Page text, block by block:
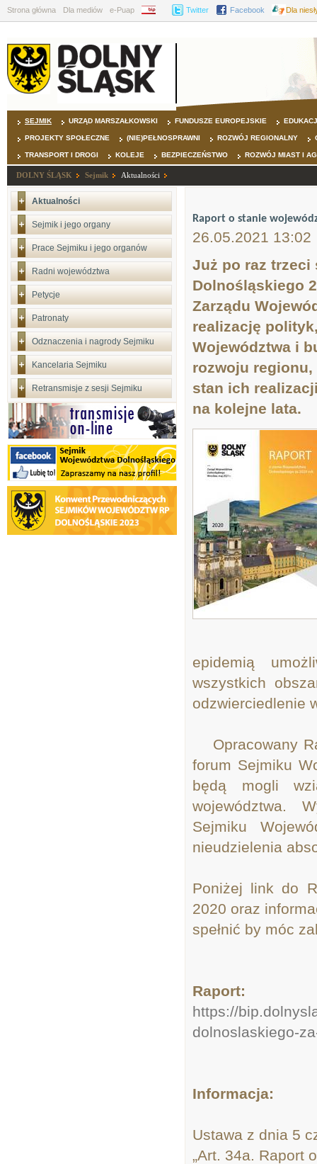
Strona główna Dla mediów e-Puap BIP Twitter Facebook Dla
SEJMIK URZĄD MARSZAŁKOWSKI FUNDUSZE EUROPEJSKIE
PROJEKTY SPOŁECZNE (NIE)PEŁNOSPRAWNI ROZWÓJ REGIONALNY
TRANSPORT I DROGI KOLEJE BEZPIECZEŃSTWO ROZWÓJ MIAST I
DOLNY ŚLĄSK Sejmik Aktualności
Aktualności
Sejmik i jego organy
Prace Sejmiku i jego organów
Radni województwa
Petycje
Patronaty
Odznaczenia i nagrody Sejmiku
Kancelaria Sejmiku
Retransmisje z sesji Sejmiku
Raport o stanie
26.05.2021 13:02
Już po raz trzeci
Dolnośląskiego
Zarządu
realizację
Województwa i
rozwoju
stan ich
na kolejne lata.
epidemią
wszystkich
odzwierciedlenie
Opracowany
forum Sejmiku
będą mogli
województwa.
Sejmiku
nieudzielenia
Poniżej link do
2020 oraz
spełnić by móc
Raport:
https://
dolnoslaskiego-
Informacja:
Ustawa z dnia 5
„Art. 34a. Raport